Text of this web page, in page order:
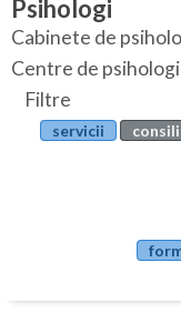
Bihor
Bistrita-Nasaud
Botosani
Servicii
Articole
Evenimente
Psihologi
Cabinete de
Centre de
Filtre
servicii